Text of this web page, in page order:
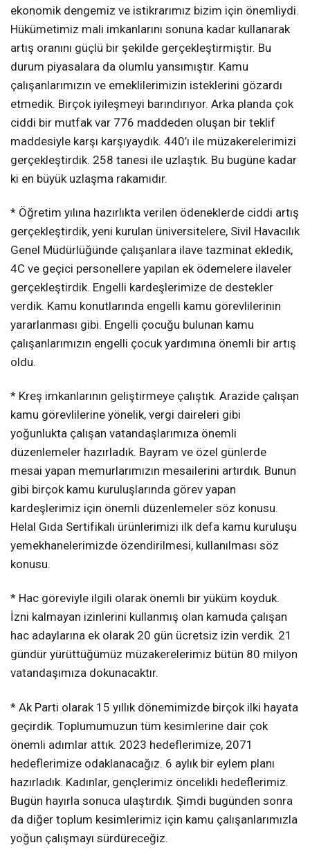
ekonomik dengemiz ve istikrarımız bizim için önemliydi.
Hükümetimiz mali imkanlarını sonuna kadar kullanarak
artış oranını güçlü bir şekilde gerçekleştirmiştir. Bu
durum piyasalara da olumlu yansımıştır. Kamu
çalışanlarımızın ve emeklilerimizin isteklerini gözardı
etmedik. Birçok iyileşmeyi barındırıyor. Arka planda çok
ciddi bir mutfak var 776 maddeden oluşan bir teklif
maddesiyle karşı karşıyaydık. 440’ı ile müzakerelerimizi
gerçekleştirdik. 258 tanesi ile uzlaştık. Bu bugüne kadar
ki en büyük uzlaşma rakamıdır.
* Öğretim yılına hazırlıkta verilen ödeneklerde ciddi artış
gerçekleştirdik, yeni kurulan üniversitelere, Sivil Havacılık
Genel Müdürlüğünde çalışanlara ilave tazminat ekledik,
4C ve geçici personellere yapılan ek ödemelere ilaveler
gerçekleştirdik. Engelli kardeşlerimize de destekler
verdik. Kamu konutlarında engelli kamu görevlilerinin
yararlanması gibi. Engelli çocuğu bulunan kamu
çalışanlarımızın engelli çocuk yardımına önemli bir artış
oldu.
* Kreş imkanlarının geliştirmeye çalıştık. Arazide çalışan
kamu görevlilerine yönelik, vergi daireleri gibi
yoğunlukta çalışan vatandaşlarımıza önemli
düzenlemeler hazırladık. Bayram ve özel günlerde
mesai yapan memurlarımızın mesailerini artırdık. Bunun
gibi birçok kamu kuruluşlarında görev yapan
kardeşlerimiz için önemli düzenlemeler söz konusu.
Helal Gıda Sertifikalı ürünlerimizi ilk defa kamu kuruluşu
yemekhanelerimizde özendirilmesi, kullanılması söz
konusu.
* Hac göreviyle ilgili olarak önemli bir yüküm koyduk.
İzni kalmayan izinlerini kullanmış olan kamuda çalışan
hac adaylarına ek olarak 20 gün ücretsiz izin verdik. 21
gündür yürüttüğümüz müzakerelerimiz bütün 80 milyon
vatandaşımıza dokunacaktır.
* Ak Parti olarak 15 yıllık dönemimizde birçok ilki hayata
geçirdik. Toplumumuzun tüm kesimlerine dair çok
önemli adımlar attık. 2023 hedeflerimize, 2071
hedeflerimize odaklanacağız. 6 aylık bir eylem planı
hazırladık. Kadınlar, gençlerimiz öncelikli hedeflerimiz.
Bugün hayırla sonuca ulaştırdık. Şimdi bugünden sonra
da diğer toplum kesimlerimiz için kamu çalışanlarımızla
yoğun çalışmayı sürdüreceğiz.